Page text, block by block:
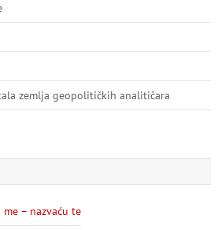
zemlja geopolitičkih analitičara
me – nazvaću te